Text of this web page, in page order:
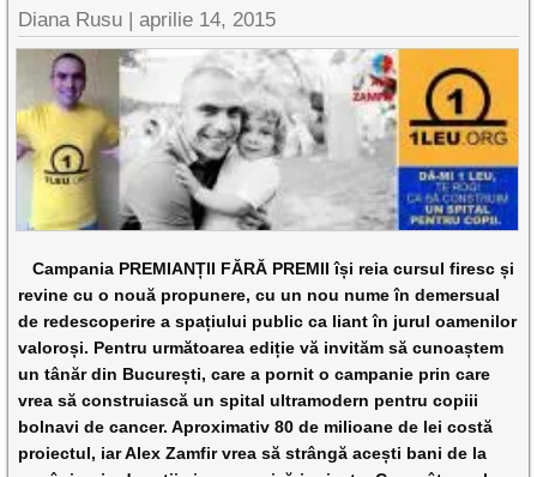
Diana Rusu |aprilie 14, 2015
Campania PREMIANȚII FĂRĂ PREMII își reia cursul firesc și
revine cu o nouă propunere, cu un nou nume în demersual
de redescoperire a spațiului public ca liant în jurul oamenilor
valoroși. Pentru următoarea ediție vă invităm să cunoaștem
un tânăr din București, care a pornit o campanie prin care
vrea să construiască un spital ultramodern pentru copiii
bolnavi de cancer. Aproximativ 80 de milioane de lei costă
proiectul, iar Alex Zamfir vrea să strângă acești bani de la